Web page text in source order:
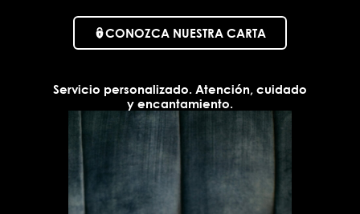
CONOZCA NUESTRA CARTA
Servicio personalizado. Atención, cuidado
y encantamiento.